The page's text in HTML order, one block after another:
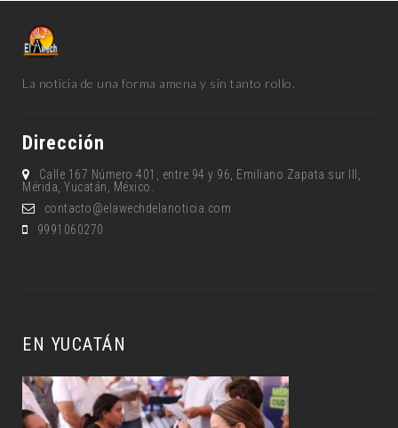
La noticia de una forma amena y sin tanto rollo.
Dirección
Calle 167 Número 401, entre 94 y 96, Emiliano Zapata sur lll,
Mérida, Yucatán, México.
contacto@elawechdelanoticia.com
9991060270
EN YUCATÁN